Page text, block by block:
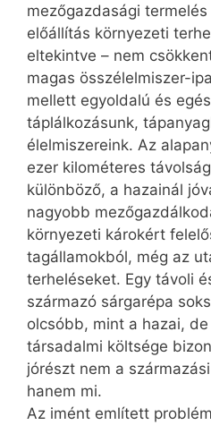
mezőgazdasági
előállítás környezeti
eltekintve – nem
magas összélelmiszer-
mellett egyoldalú és
táplálkozásunk,
élelmiszereink. Az
ezer kilométeres
különböző, a hazainál
nagyobb
környezeti károkért
tagállamokból, még az
terheléseket. Egy távoli
származó sárgarépa
olcsóbb, mint a hazai,
társadalmi költsége
jórészt nem a
hanem mi.
Az imént említett